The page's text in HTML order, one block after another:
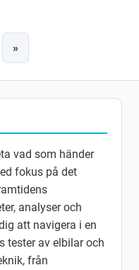
Next
Posts
»
vad som händer
fokus på det
analyser och
att navigera i en
tester av elbilar och
från